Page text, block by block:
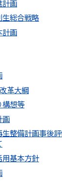
計画
生総合戦略
計画
革大綱
構想等
画
整備計画事後
基本方針